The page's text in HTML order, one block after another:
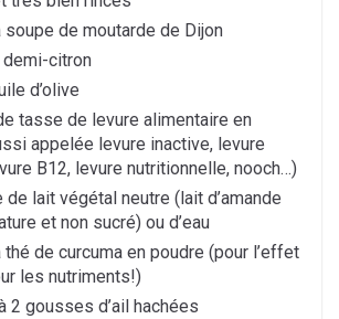
soupe de moutarde de Dijon
demi-citron
d’olive
tasse de levure alimentaire en
appelée levure inactive, levure
B12, levure nutritionnelle, nooch…)
lait végétal neutre (lait d’amande
et non sucré) ou d’eau
de curcuma en poudre (pour l’effet
les nutriments!)
2 gousses d’ail hachées